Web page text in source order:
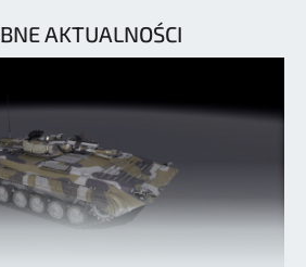
AKTUALNOŚCI